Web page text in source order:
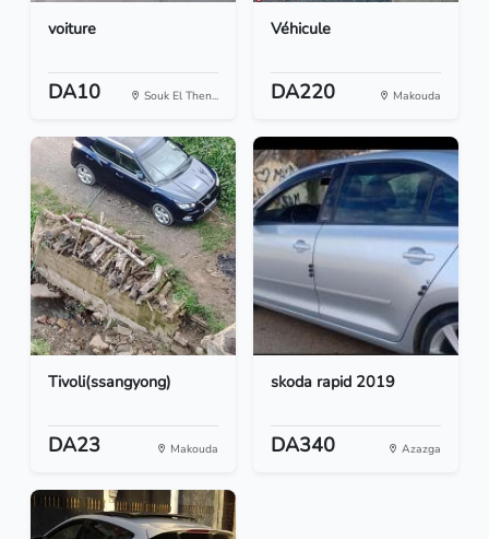
voiture
DA10 Souk El Then...
Véhicule
DA220 Makouda
Tivoli(ssangyong)
DA23 Makouda
skoda rapid 2019
DA340 Azazga